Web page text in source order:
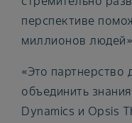
перспективе
миллионов
«Это партнерство
объединить
Dynamics и Opsis